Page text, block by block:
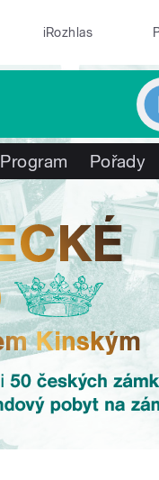
iRozhlas
Program Pořady